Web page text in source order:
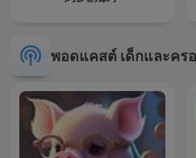
พอดแคสต์ เด็กและคร